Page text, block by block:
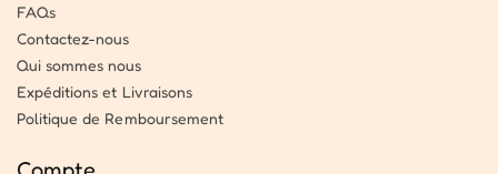
FAQs
Contactez-nous
Qui sommes nous
Expéditions et Livraisons
Politique de Remboursement